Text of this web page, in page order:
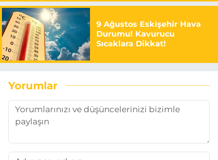
9 Ağustos Eskişehir Hava
Durumu! Kavurucu
Sıcaklara Dikkat!
Yorumlar